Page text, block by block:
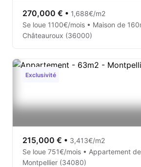
270,000 € • 1,688€/m2
Se loue 1100€/mois • Maison de
Châteauroux (36000)
Exclusivité
215,000 € • 3,413€/m2
Se loue 751€/mois • Appartement
Montpellier (34080)